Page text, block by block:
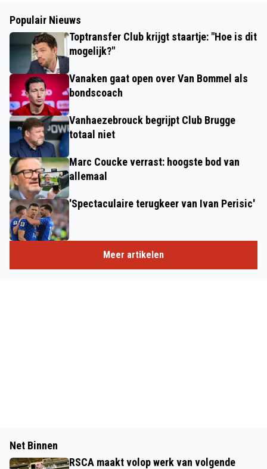
Populair Nieuws
Toptransfer Club krijgt staartje: "Hoe is dit
mogelijk?"
Vanaken gaat open over Van Bommel als
bondscoach
Vanhaezebrouck begrijpt Club Brugge
totaal niet
Marc Coucke verrast: hoogste bod van
allemaal
'Spectaculaire terugkeer van Ivan Perisic'
Meer artikelen
Net Binnen
RSCA maakt volop werk van volgende